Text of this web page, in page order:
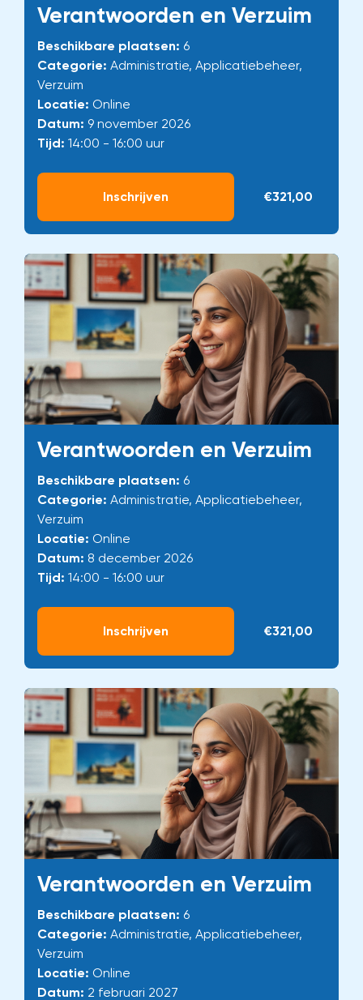
Verantwoorden en Verzuim
Beschikbare plaatsen: 6
Categorie: Administratie, Applicatiebeheer,
Verzuim
Locatie: Online
Datum: 9 november 2026
Tijd: 14:00 - 16:00 uur
Inschrijven €321,00
Verantwoorden en Verzuim
Beschikbare plaatsen: 6
Categorie: Administratie, Applicatiebeheer,
Verzuim
Locatie: Online
Datum: 8 december 2026
Tijd: 14:00 - 16:00 uur
Inschrijven €321,00
Verantwoorden en Verzuim
Beschikbare plaatsen: 6
Categorie: Administratie, Applicatiebeheer,
Verzuim
Locatie: Online
Datum: 2 februari 2027